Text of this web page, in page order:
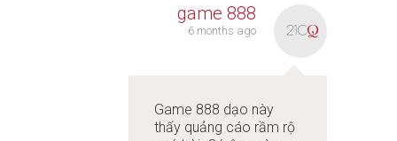
game 888
6 months ago
Game 888 dạo này
thấy quảng cáo rầm rộ